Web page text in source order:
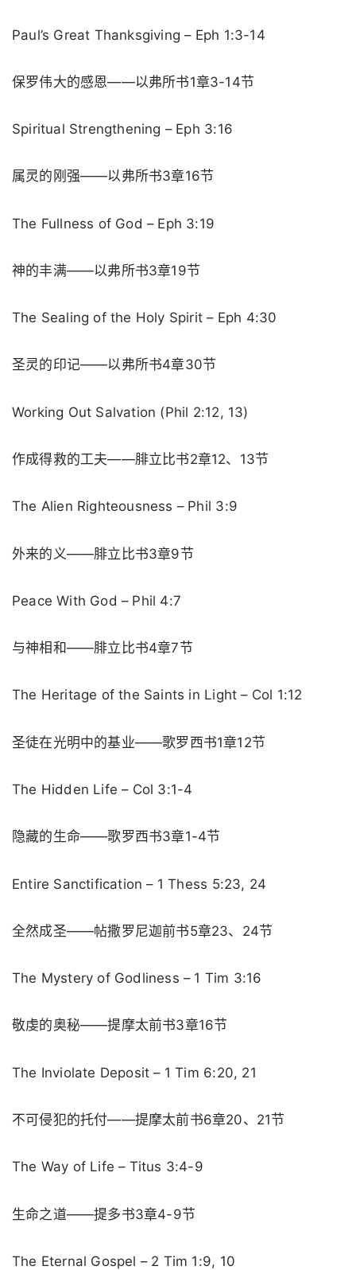
Paul’s Great Thanksgiving – Eph 1:3-14
保罗伟大的感恩——以弗所书1章3-14节
Spiritual Strengthening – Eph 3:16
属灵的刚强——以弗所书3章16节
The Fullness of God – Eph 3:19
神的丰满——以弗所书3章19节
The Sealing of the Holy Spirit – Eph 4:30
圣灵的印记——以弗所书4章30节
Working Out Salvation (Phil 2:12, 13)
作成得救的工夫——腓立比书2章12、13节
The Alien Righteousness – Phil 3:9
外来的义——腓立比书3章9节
Peace With God – Phil 4:7
与神相和——腓立比书4章7节
The Heritage of the Saints in Light – Col 1:12
圣徒在光明中的基业——歌罗西书1章12节
The Hidden Life – Col 3:1-4
隐藏的生命——歌罗西书3章1-4节
Entire Sanctification – 1 Thess 5:23, 24
全然成圣——帖撒罗尼迦前书5章23、24节
The Mystery of Godliness – 1 Tim 3:16
敬虔的奥秘——提摩太前书3章16节
The Inviolate Deposit – 1 Tim 6:20, 21
不可侵犯的托付——提摩太前书6章20、21节
The Way of Life – Titus 3:4-9
生命之道——提多书3章4-9节
The Eternal Gospel – 2 Tim 1:9, 10